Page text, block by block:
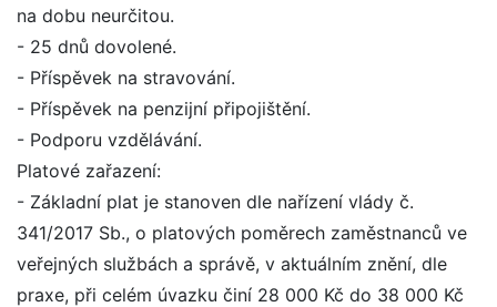
na dobu neurčitou.
- 25 dnů dovolené.
- Příspěvek na stravování.
- Příspěvek na penzijní připojištění.
- Podporu vzdělávání.
Platové zařazení:
- Základní plat je stanoven dle nařízení vlády č.
341/2017 Sb., o platových poměrech zaměstnanců ve
veřejných službách a správě, v aktuálním znění, dle
praxe, při celém úvazku činí 28 000 Kč do 38 000 Kč